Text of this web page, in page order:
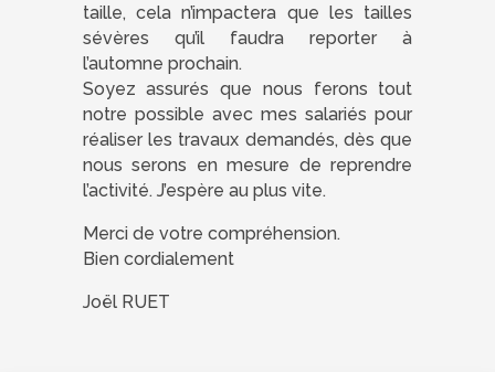
taille, cela n’impactera que les tailles
sévères qu’il faudra reporter à
l’automne prochain.
Soyez assurés que nous ferons tout
notre possible avec mes salariés pour
réaliser les travaux demandés, dès que
nous serons en mesure de reprendre
l’activité. J’espère au plus vite.
Merci de votre compréhension.
Bien cordialement
Joël RUET